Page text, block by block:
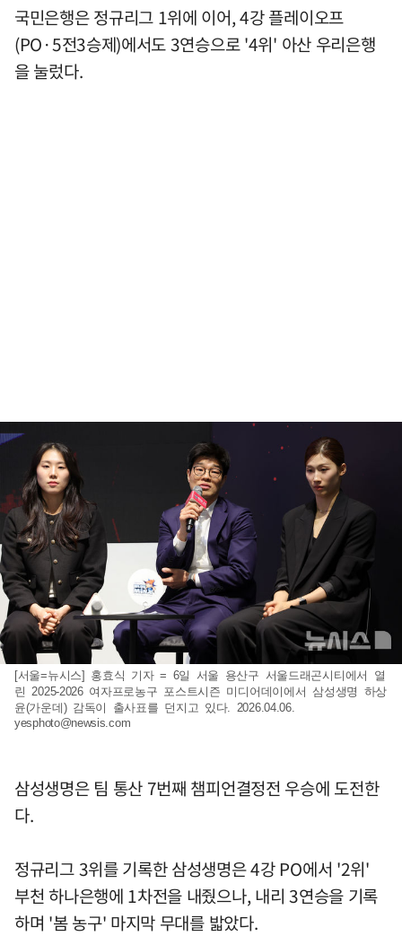
국민은행은 정규리그 1위에 이어, 4강 플레이오프
(PO·5전3승제)에서도 3연승으로 '4위' 아산 우리은행
을 눌렀다.
[서울=뉴시스] 홍효식 기자 = 6일 서울 용산구 서울드래곤시티에서 열
린 2025-2026 여자프로농구 포스트시즌 미디어데이에서 삼성생명 하상
윤(가운데) 감독이 출사표를 던지고 있다. 2026.04.06.
yesphoto@newsis.com
삼성생명은 팀 통산 7번째 챔피언결정전 우승에 도전한
다.
정규리그 3위를 기록한 삼성생명은 4강 PO에서 '2위'
부천 하나은행에 1차전을 내줬으나, 내리 3연승을 기록
하며 '봄 농구' 마지막 무대를 밟았다.